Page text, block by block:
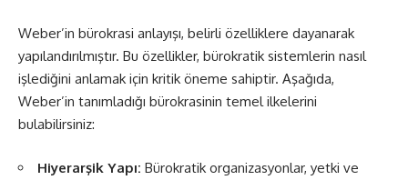
Weber’in bürokrasi anlayışı, belirli özelliklere dayanarak
yapılandırılmıştır. Bu özellikler, bürokratik sistemlerin nasıl
işlediğini anlamak için kritik öneme sahiptir. Aşağıda,
Weber’in tanımladığı bürokrasinin temel ilkelerini
bulabilirsiniz:
Hiyerarşik Yapı: Bürokratik organizasyonlar, yetki ve